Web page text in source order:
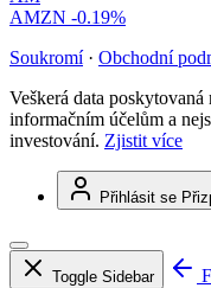
AMZN -0.19%
Soukromí · Obchodní
Veškerá data
informačním účelům a
investování. Zjistit více
Přihlásit se
Toggle Sidebar